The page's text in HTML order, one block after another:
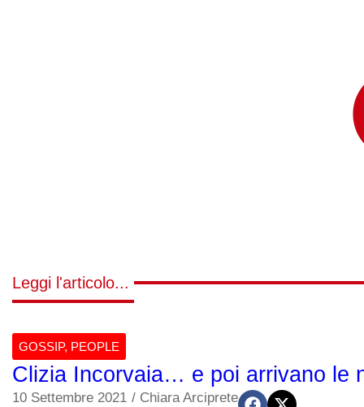
Leggi l'articolo...
GOSSIP, PEOPLE
Clizia Incorvaia… e poi arrivano le
10 Settembre 2021 / Chiara Arciprete